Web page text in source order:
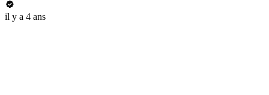
il y a 4 ans